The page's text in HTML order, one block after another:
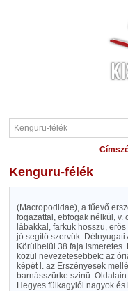
Kenguru-félék
(Macropodidae), a fűevő
fogazattal, ebfogak nélkül, v.
lábakkal, farkuk hosszu,
jó segítő szervük.
Körülbelül 38 faja
közül nevezetesebbek: az
képét l. az Erszényesek
barnásszürke szinü.
Hegyes fülkagylói nagyok